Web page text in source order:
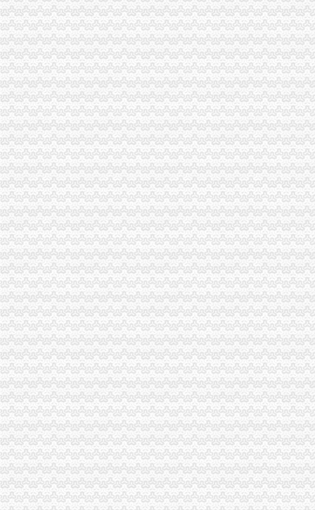
市重庆代理报税局奥运火炬递筹办工作获市委市通报表彰
綦江县四措并举摘掉“销重灾区帽子”重庆财务公司
垫江局重庆公司注销造产业培训农村经纪人
市重庆分公司注册局举办期新闻报道骨干培训班
南川局重庆代账公司加击销宣攻势收效明显
重庆仲裁委员会工商系统合同仲裁调解院正式挂牌成立
高新区局重庆进出口权企业网上年检率突破30%
梁平局“三抓三促”重庆分公司注册上半年工作取得新进展
九龙坡局重庆公司注销三项措施加固定形式印刷品广告监管